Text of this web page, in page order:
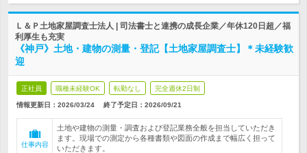
Ｌ＆Ｐ土地家屋調査士法人 | 司法書士と連携の成長企業／年休120日超／福
利厚生も充実
《神戸》土地・建物の測量・登記【土地家屋調査士】＊未経験歓
迎
正社員 職種未経験OK 転勤なし 完全週休2日制
情報更新日：2026/03/24 終了予定日： 2026/09/21
仕事内容
土地や建物の測量・調査および登記業務全般を担当していただき
ます。現場での測定から各種書類や図面の作成まで幅広く担って
いただきます。